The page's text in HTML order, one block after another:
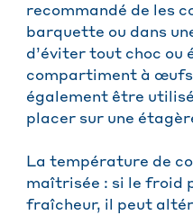
recommandé de les
barquette ou dans
d’éviter tout choc ou
compartiment à
également être
placer sur une
La température de
maîtrisée : si le froid
fraîcheur, il peut